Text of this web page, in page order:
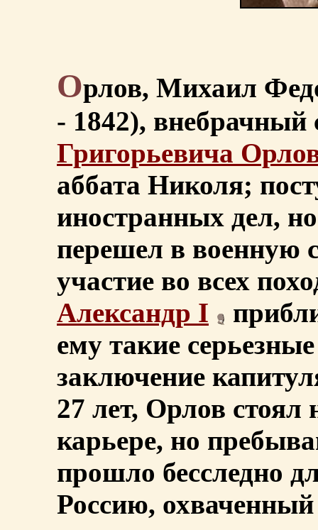
Орлов, Михаил
- 1842),
Григорьевича
аббата Николя;
иностранных дел,
перешел в военную
участие во всех
Александр I
ему такие
заключение
27 лет, Орлов стоял
карьере, но
прошло бесследно
Россию,